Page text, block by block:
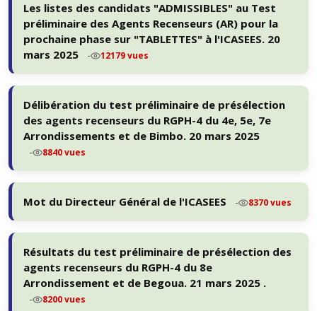
Les listes des candidats "ADMISSIBLES" au Test
préliminaire des Agents Recenseurs (AR) pour la
prochaine phase sur "TABLETTES" à l'ICASEES. 20
mars 2025
- 12179 vues
Délibération du test préliminaire de présélection
des agents recenseurs du RGPH-4 du 4e, 5e, 7e
Arrondissements et de Bimbo. 20 mars 2025
- 8840 vues
Mot du Directeur Général de l'ICASEES - 8370 vues
Résultats du test préliminaire de présélection des
agents recenseurs du RGPH-4 du 8e
Arrondissement et de Begoua. 21 mars 2025 .
- 8200 vues